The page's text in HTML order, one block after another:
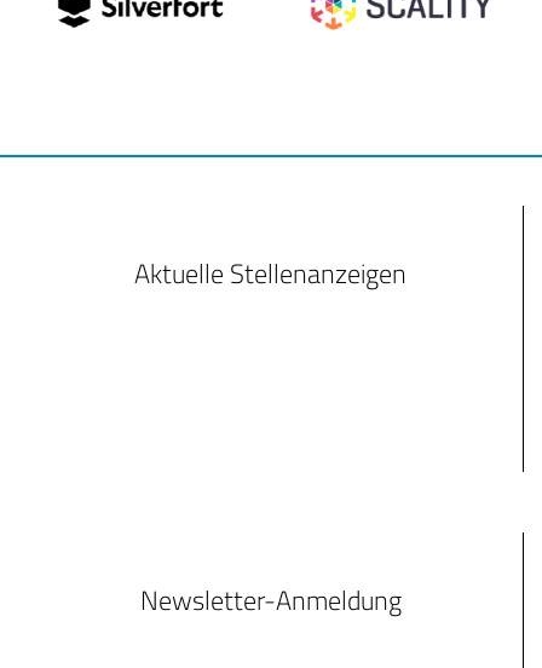
Aktuelle Stellenanzeigen
Newsletter-Anmeldung